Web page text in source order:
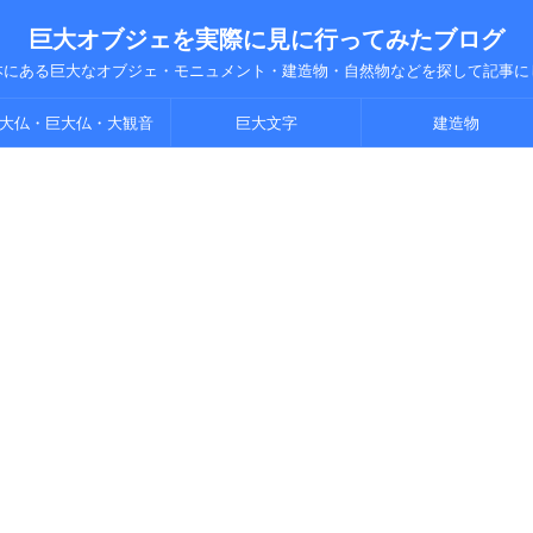
巨大オブジェを実際に見に行ってみたブログ
ある巨大なオブジェ・モニュメント・建造物・自然物などを探して記事に
大仏・巨大仏・大観音 巨大文字 建造物